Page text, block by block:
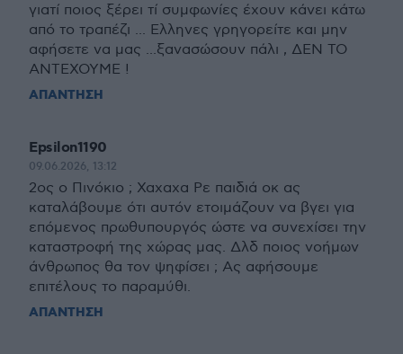
γιατί ποιος ξέρει τί συμφωνίες έχουν κάνει κάτω
από το τραπέζι ... Ελληνες γρηγορείτε και μην
αφήσετε να μας ...ξανασώσουν πάλι , ΔΕΝ ΤΟ
ΑΝΤΕΧΟΥΜΕ !
ΑΠΑΝΤΗΣΗ
Epsilon1190
09.06.2026, 13:12
2ος ο Πινόκιο ; Χαχαχα Ρε παιδιά οκ ας
καταλάβουμε ότι αυτόν ετοιμάζουν να βγει για
επόμενος πρωθυπουργός ώστε να συνεχίσει την
καταστροφή της χώρας μας. Δλδ ποιος νοήμων
άνθρωπος θα τον ψηφίσει ; Ας αφήσουμε
επιτέλους το παραμύθι.
ΑΠΑΝΤΗΣΗ